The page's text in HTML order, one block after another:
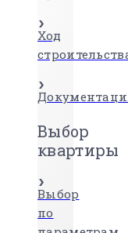
Ход
Выбор
квартиры
Выбор
по